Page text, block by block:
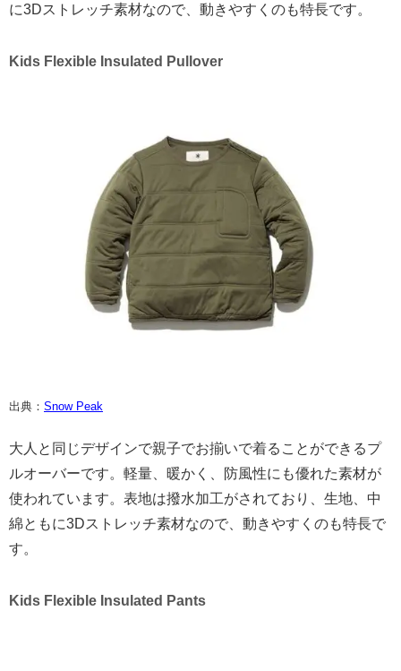
に3Dストレッチ素材なので、動きやすくのも特長です。
Kids Flexible Insulated Pullover
出典： Snow Peak
大人と同じデザインで親子でお揃いで着ることができるプ
ルオーバーです。軽量、暖かく、防風性にも優れた素材が
使われています。表地は撥水加工がされており、生地、中
綿ともに3Dストレッチ素材なので、動きやすくのも特長で
す。
Kids Flexible Insulated Pants